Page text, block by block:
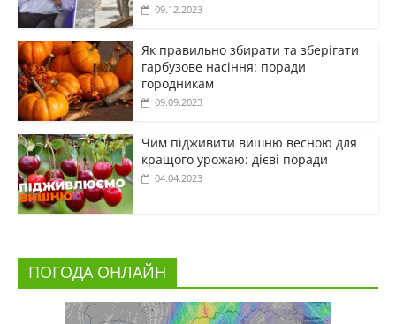
09.12.2023
Як правильно збирати та зберігати
гарбузове насіння: поради
городникам
09.09.2023
Чим підживити вишню весною для
кращого урожаю: дієві поради
04.04.2023
ПОГОДА ОНЛАЙН